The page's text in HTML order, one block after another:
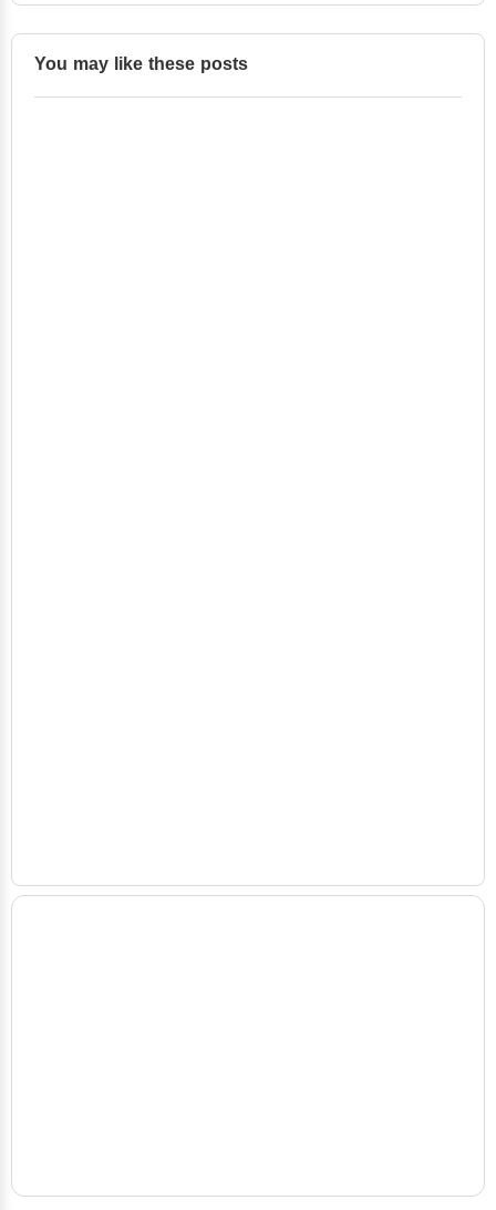
You may like these posts